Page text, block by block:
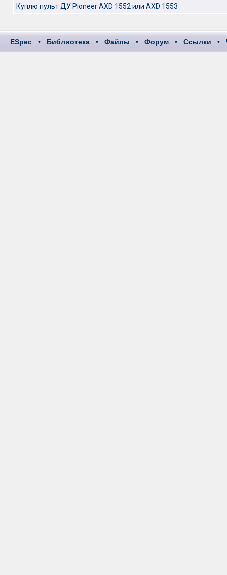
Куплю пульт ДУ Pioneer AXD 1552 или AXD 1553
ESpec • Библиотека • Файлы • Форум • Ссылки •